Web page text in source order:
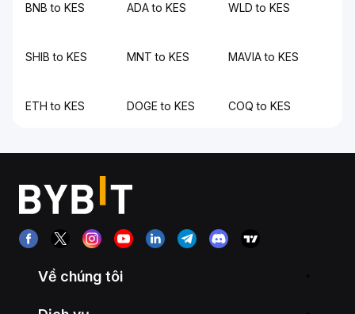
BNB to KES ADA to KES WLD to KES
SHIB to KES MNT to KES MAVIA to KES
ETH to KES DOGE to KES COQ to KES
Về chúng tôi